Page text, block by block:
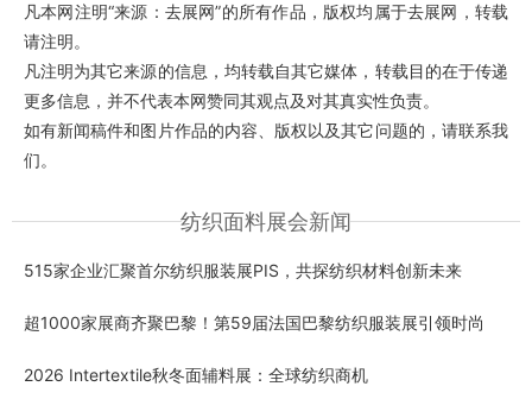
凡本网注明“来源：去展网”的所有作品，版权均属于去展网，转载
请注明。
凡注明为其它来源的信息，均转载自其它媒体，转载目的在于传递
更多信息，并不代表本网赞同其观点及对其真实性负责。
如有新闻稿件和图片作品的内容、版权以及其它问题的，请联系我
们。
纺织面料展会新闻
515家企业汇聚首尔纺织服装展PIS，共探纺织材料创新未来
超1000家展商齐聚巴黎！第59届法国巴黎纺织服装展引领时尚
2026 Intertextile秋冬面辅料展：全球纺织商机